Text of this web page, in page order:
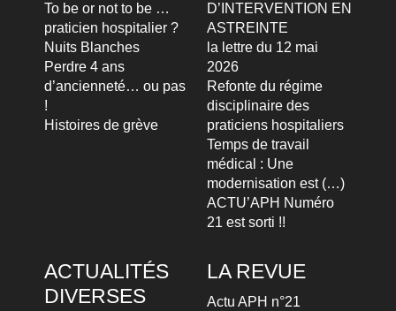
To be or not to be …
praticien hospitalier ?
Nuits Blanches
Perdre 4 ans
d’ancienneté… ou pas
!
Histoires de grève
D’INTERVENTION EN
ASTREINTE
la lettre du 12 mai
2026
Refonte du régime
disciplinaire des
praticiens hospitaliers
Temps de travail
médical : Une
modernisation est (…)
ACTU’APH Numéro
21 est sorti !!
ACTUALITÉS
DIVERSES
LA REVUE
Actu APH n°21